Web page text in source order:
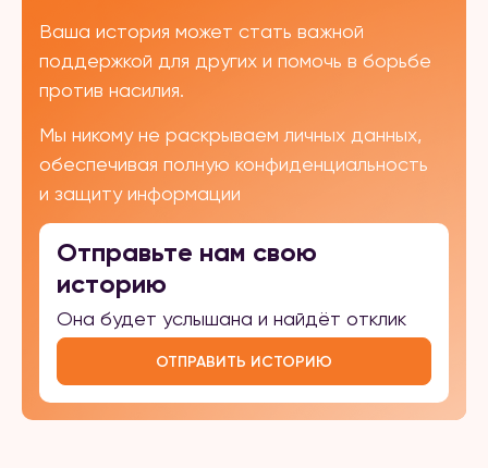
Ваша история может стать важной
поддержкой для других и помочь в борьбе
против насилия.
Мы никому не раскрываем личных данных,
обеспечивая полную конфиденциальность
и защиту информации
Отправьте нам свою
историю
Она будет услышана и найдёт отклик
ОТПРАВИТЬ ИСТОРИЮ